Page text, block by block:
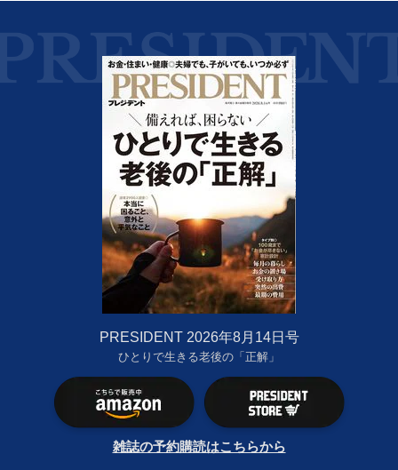
PRESIDENT 2026年8月14日号
ひとりで生きる老後の「正解」
雑誌の予約購読はこちらから